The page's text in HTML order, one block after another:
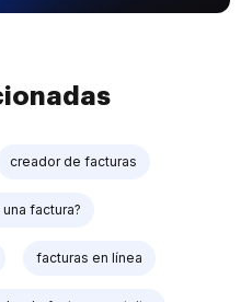
creador de facturas
factura?
facturas en línea